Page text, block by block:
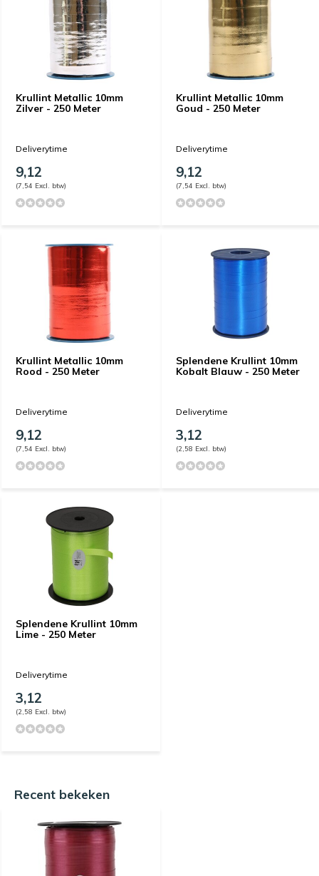
Krullint Metallic 10mm
Zilver - 250 Meter
Deliverytime
9,12
(7,54 Excl. btw)
Krullint Metallic 10mm
Goud - 250 Meter
Deliverytime
9,12
(7,54 Excl. btw)
Krullint Metallic 10mm
Rood - 250 Meter
Deliverytime
9,12
(7,54 Excl. btw)
Splendene Krullint 10mm
Kobalt Blauw - 250 Meter
Deliverytime
3,12
(2,58 Excl. btw)
Splendene Krullint 10mm
Lime - 250 Meter
Deliverytime
3,12
(2,58 Excl. btw)
Recent bekeken